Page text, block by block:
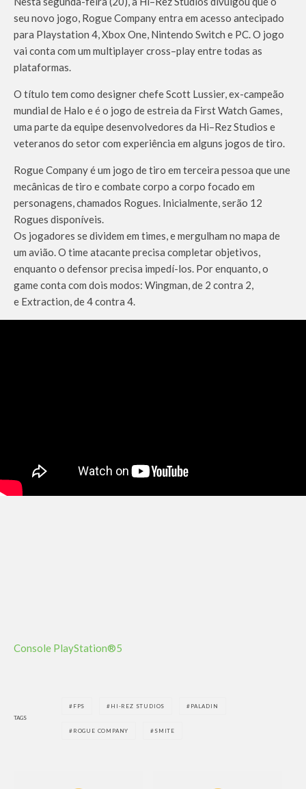
seu novo jogo, RogueCompanyentra em acesso antecipado
para Playstation 4, Xbox One, Nintendo Switch e PC. O jogo
vai conta com um multiplayercross–playentre todas as
plataformas.
O título tem como designerchefeScott Lussier, ex-campeão
mundial de Halo e é o jogo de estreia da FirstWatch Games,
uma parte da equipe desenvolvedores da Hi–RezStudios e
veteranos do setor com experiência em alguns jogos de tiro.
Rogue Company é um jogo de tiro em terceira pessoa que une
mecânicas de tiro e combate corpo a corpo focado em
personagens, chamados Rogues. Inicialmente, serão 12
Rogues disponíveis.
Os jogadores se dividem em times, e mergulham no mapa de
um avião. O timeatacante precisa completar objetivos,
enquanto o defensor precisa impedí-los. Por enquanto, o
game conta com dois modos: Wingman, de 2 contra 2,
e Extraction, de 4 contra 4.
Console PlayStation®5
TAGS
FPS HI-REZ STUDIOS PALADIN
ROGUE COMPANY SMITE